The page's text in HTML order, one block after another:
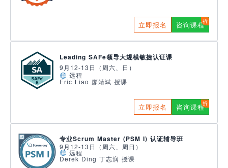
立即报名 咨询课程
Leading SAFe领导大规模敏捷认证课
9月12-13日（周六、日）
远程
Eric Liao 廖靖斌 授课
立即报名 咨询课程
专业Scrum Master (PSM I) 认证辅导班
9月12-13日（周六、周日）
远程
Derek Ding 丁志润 授课